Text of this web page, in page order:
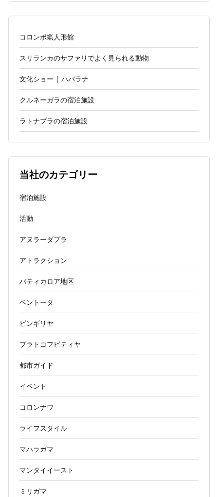
コロンボ蝋人形館
スリランカのサファリでよく見られる動物
文化ショー | ハバラナ
クルネーガラの宿泊施設
ラトナプラの宿泊施設
当社のカテゴリー
宿泊施設
活動
アヌラーダプラ
アトラクション
バティカロア地区
ベントータ
ビンギリヤ
ブラトコフピティヤ
都市ガイド
イベント
コロンナワ
ライフスタイル
マハラガマ
マンタイイースト
ミリガマ